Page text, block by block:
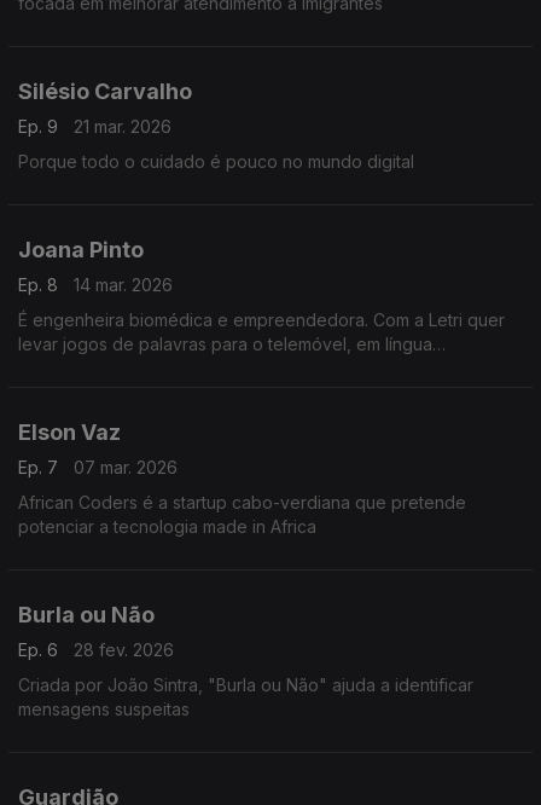
Silésio Carvalho
Ep. 9
21 mar. 2026
Porque todo o cuidado é pouco no mundo digital
Joana Pinto
Ep. 8
14 mar. 2026
É engenheira biomédica e empreendedora. Com a Letri quer
levar jogos de palavras para o telemóvel, em língua
Elson Vaz
Ep. 7
07 mar. 2026
African Coders é a startup cabo-verdiana que pretende
potenciar a tecnologia made in Africa
Burla ou Não
Ep. 6
28 fev. 2026
Criada por João Sintra, "Burla ou Não" ajuda a identificar
mensagens suspeitas
Guardião